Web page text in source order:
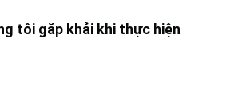
tôi găp khải khi thực hiện